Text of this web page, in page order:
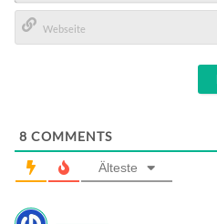
E-
Mail*
8 COMMENTS
Älteste